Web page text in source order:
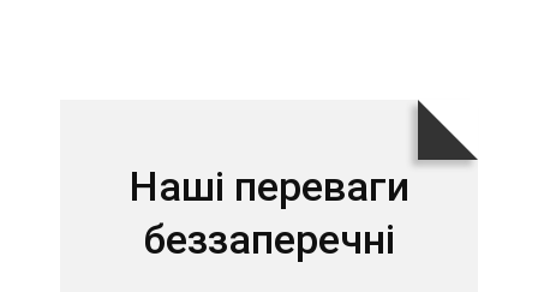
Наші переваги
беззаперечні